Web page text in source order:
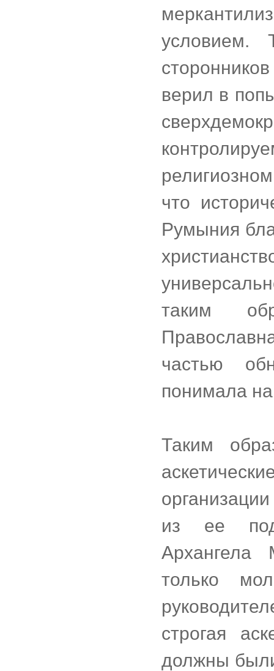
условием.
верил в
что
Румыния
таким
частью
понимала
Таким
из ее
Архангела
только
строгая
должны